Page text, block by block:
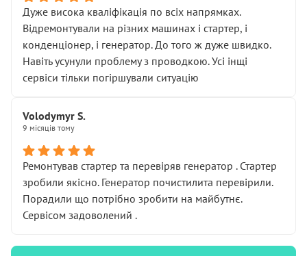
Дуже висока кваліфікація по всіх напрямках.
Відремонтували на різних машинах і стартер, і
конденціонер, і генератор. До того ж дуже швидко.
Навіть усунули проблему з проводкою. Усі інщі
сервіси тільки погіршували ситуацію
Volodymyr S.
9 місяців тому
Ремонтував стартер та перевіряв генератор . Стартер
зробили якісно. Генератор почистилита перевірили.
Порадили що потрібно зробити на майбутнє.
Сервісом задоволений .